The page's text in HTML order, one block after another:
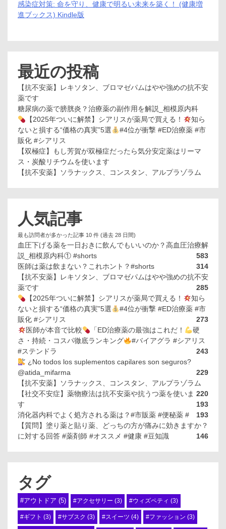
感染症対策: 命を守り、健康で明るい未来を築く！ (健康増
進ブックス) Kindle版
最近の投稿
【抗不安薬】レキソタン、ブロマゼパムはやや強めの抗不安
薬です
糖尿病の薬で膀胱炎？治療薬の副作用を解説_相模原内科
【2025年ついに解禁】シアリスが薬局で買える！
知ら
ないと損する“価格の真実”5選
#4位が衝撃 #ED治療薬 #市
販化 #シアリス
【双極症】もし芳賀が双極症だったら気分安定薬はリーマ
ス・炭酸リチウムを使います
【抗不安薬】ソラナックス、コンスタン、アルプラゾラム
人気記事
最も訪問者が多かった記事 10 件 (過去 28 日間)
血圧下げる薬を一日おきに飲んでもいいのか？高血圧治療解
説_相模原内科① #shorts
583
医師は薬は飲まない？これホント？#shorts
314
【抗不安薬】レキソタン、ブロマゼパムはやや強めの抗不安
薬です
285
【2025年ついに解禁】シアリスが薬局で買える！
知ら
ないと損する“価格の真実”5選
#4位が衝撃 #ED治療薬 #市
販化 #シアリス
273
医師が本音で比較
「ED治療薬の最強はこれだ！
硬
さ・持続・コスパ徹底ランキング
#バイアグラ #シアリス
#ステンドラ
243
¿No todos los suplementos capilares son seguros?
@atida_mifarma
229
【抗不安薬】ソラナックス、コンスタン、アルプラゾラム
220
【社交不安症】薬物療法は抗不安薬や抗うつ薬を使いま
す
193
消化器内科でよく処方される薬は？#市販薬 #便秘薬 #
193
【質問】塗り薬と貼り薬、どっちの方が痛みに効きますか？
に対する回答 #薬剤師 #オススメ #健康 #豆知識
146
タグ
#アウトドア (5) #アクセサリー (3) #ウィズペティ (3)
#ギフト (3) #サブスク (3) #スイーツ (4) #ファッション (3)